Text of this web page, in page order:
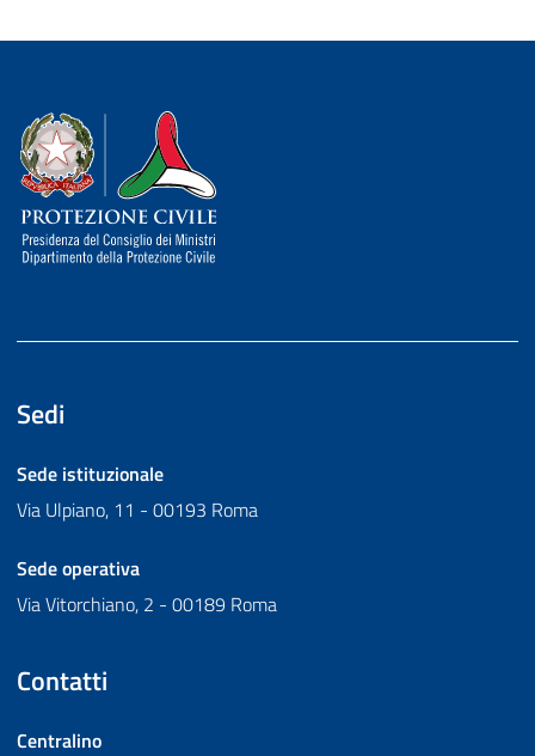
Dipartimento della Protezione Civile
Sedi
Sede istituzionale
Via Ulpiano, 11 - 00193 Roma
Sede operativa
Via Vitorchiano, 2 - 00189 Roma
Contatti
Centralino